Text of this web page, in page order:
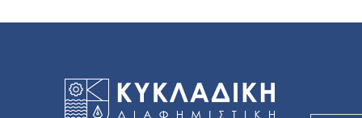
10.00 €.είναι: